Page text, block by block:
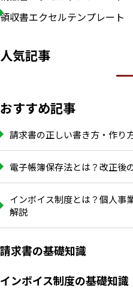
領収書エクセルテンプレート
人気記事
おすすめ記事
請求書の正しい書き方・作り
電子帳簿保存法とは？改正後
インボイス制度とは？個人事
解説
請求書の基礎知識
インボイス制度の基礎知識